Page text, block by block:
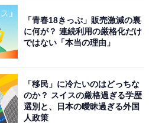
り自然な作業連携ができるの
、デジタルガジェットが大
ー。あれこれ自腹買いして
に、デジタルが苦手という
「青春18きっぷ」販売激減の裏
に何が？ 連続利用の厳格化だけ
ではない「本当の理由」
「移民」に冷たいのはどっちな
のか？ スイスの厳格過ぎる学歴
選別と、日本の曖昧過ぎる外国
人政策